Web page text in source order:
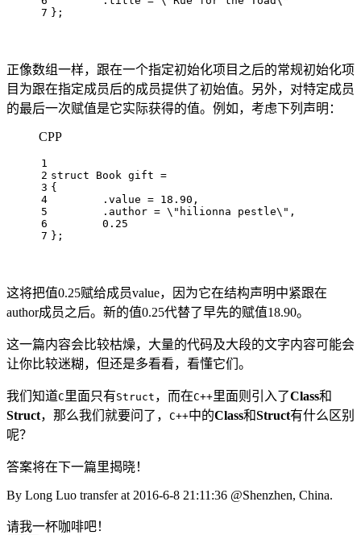
7 };
正像数组一样，跟在一个指定初始化项目之后的常规初始化项
目为跟在指定成员后的成员提供了初始值。另外，对特定成员
的最后一次赋值是它实际获得的值。例如，考虑下列声明：
CPP
1
2
3
4
5
6
7
struct Book gift =
{
	.value =
18.90 ,
	.author = \
"hilionna
	0.25
};
这将把值0.25赋给成员value，因为它在结构声明中紧跟在
author成员之后。新的值0.25代替了早先的赋值18.90。
这一篇内容会比较枯燥，大量的代码及大段的文字内容可能会
让你比较迷糊，但还是多看看，看懂它们。
我们知道C 里面只有Struct ，而在C++里面则引入了Class和
Struct，那么我们就要问了， C++中的Class和Struct有什么区别
呢？
答案将在下一篇里揭晓！
By Long Luo transfer at 2016-6-8 21:11:36 @Shenzhen, China.
请我一杯咖啡吧！